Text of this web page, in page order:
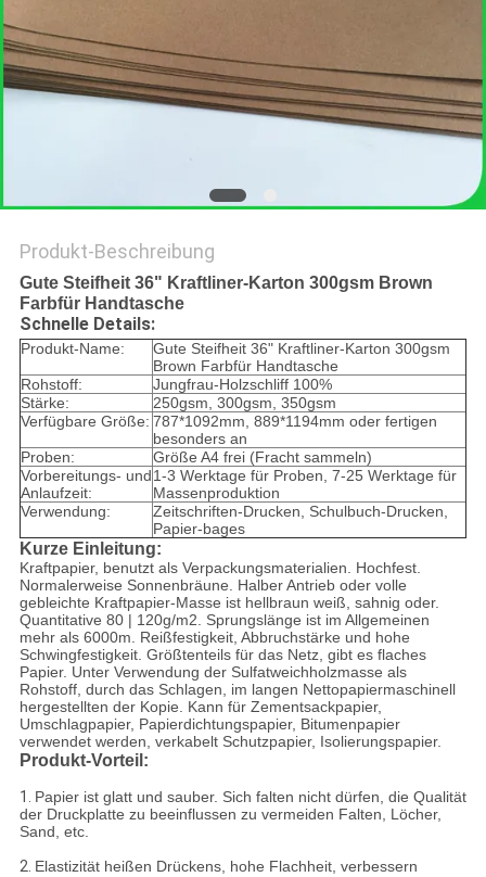
Produkt-Beschreibung
Gute Steifheit 36" Kraftliner-Karton 300gsm Brown
Farbfür Handtasche
Schnelle Details:
Produkt-Name:
Gute Steifheit 36" Kraftliner-Karton 300gsm
Brown Farbfür Handtasche
Rohstoff:
Jungfrau-Holzschliff 100%
Stärke:
250gsm, 300gsm, 350gsm
Verfügbare Größe: 787*1092mm, 889*1194mm oder fertigen
besonders an
Proben:
Größe A4 frei (Fracht sammeln)
Vorbereitungs- und
Anlaufzeit:
1-3 Werktage für Proben, 7-25 Werktage für
Massenproduktion
Verwendung:
Zeitschriften-Drucken, Schulbuch-Drucken,
Papier-bages
Kurze Einleitung:
Kraftpapier, benutzt als Verpackungsmaterialien. Hochfest.
Normalerweise Sonnenbräune. Halber Antrieb oder volle
gebleichte Kraftpapier-Masse ist hellbraun weiß, sahnig oder.
Quantitative 80 | 120g/m2. Sprungslänge ist im Allgemeinen
mehr als 6000m. Reißfestigkeit, Abbruchstärke und hohe
Schwingfestigkeit. Größtenteils für das Netz, gibt es flaches
Papier. Unter Verwendung der Sulfatweichholzmasse als
Rohstoff, durch das Schlagen, im langen Nettopapiermaschinell
hergestellten der Kopie. Kann für Zementsackpapier,
Umschlagpapier, Papierdichtungspapier, Bitumenpapier
verwendet werden, verkabelt Schutzpapier, Isolierungspapier.
Produkt-Vorteil:
1. Papier ist glatt und sauber. Sich falten nicht dürfen, die Qualität
der Druckplatte zu beeinflussen zu vermeiden Falten, Löcher,
Sand, etc.
2. Elastizität heißen Drückens, hohe Flachheit, verbessern